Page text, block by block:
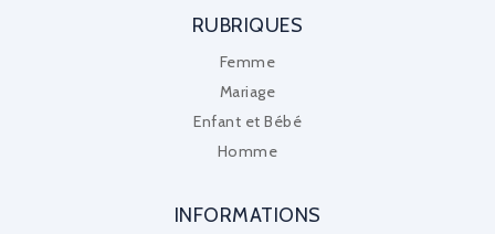
RUBRIQUES
Femme
Mariage
Enfant et Bébé
Homme
INFORMATIONS